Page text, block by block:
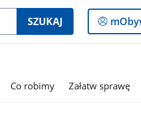
SZUKAJ
do
Co robimy Załatw sprawę